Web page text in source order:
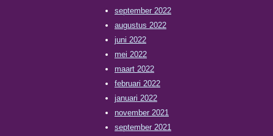
september 2022
augustus 2022
juni 2022
mei 2022
maart 2022
februari 2022
januari 2022
november 2021
september 2021